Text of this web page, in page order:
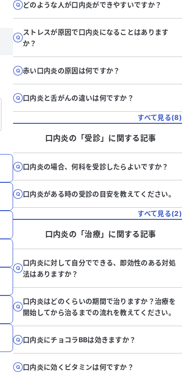
どのような人が口内炎ができやすいですか？
ストレスが原因で口内炎になることはあります
か？
赤い口内炎の原因は何ですか？
口内炎と舌がんの違いは何ですか？
すべて見る(8)
口内炎の「受診」に関する記事
口内炎の場合、何科を受診したらよいですか？
口内炎がある時の受診の目安を教えてください。
すべて見る(2)
口内炎の「治療」に関する記事
口内炎に対して自分でできる、即効性のある対処
法はありますか？
口内炎はどのくらいの期間で治りますか？治療を
開始してから治るまでの流れを教えてください。
口内炎にチョコラBBは効きますか？
口内炎に効くビタミンは何ですか？